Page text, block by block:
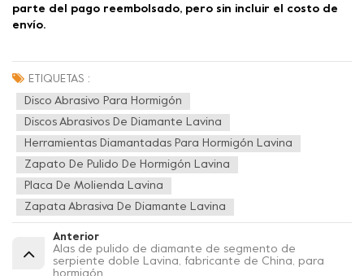
parte del pago reembolsado, pero sin incluir el costo de
envío.
ETIQUETAS :
Disco Abrasivo Para Hormigón
Discos Abrasivos De Diamante Lavina
Herramientas Diamantadas Para Hormigón Lavina
Zapato De Pulido De Hormigón Lavina
Placa De Molienda Lavina
Zapata Abrasiva De Diamante Lavina
Anterior
Alas de pulido de diamante de segmento de
serpiente doble Lavina, fabricante de China, para
hormigón